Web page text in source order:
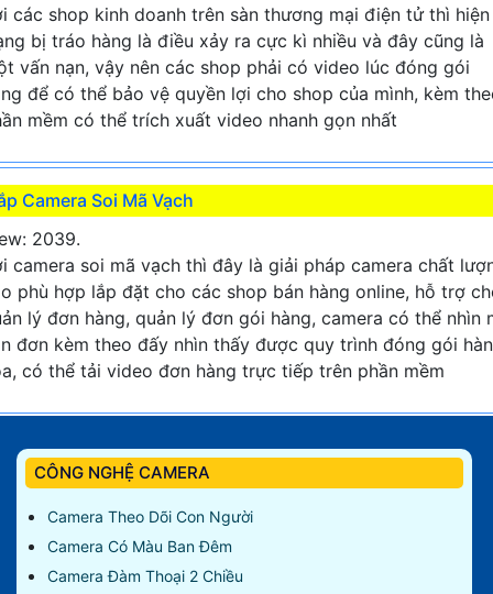
các shop kinh doanh trên sàn thương mại điện tử thì hiện
bị tráo hàng là điều xảy ra cực kì nhiều và đây cũng là
vấn nạn, vậy nên các shop phải có video lúc đóng gói
để có thể bảo vệ quyền lợi cho shop của mình, kèm
mềm có thể trích xuất video nhanh gọn nhất
Camera Soi Mã Vạch
2039.
camera soi mã vạch thì đây là giải pháp camera chất
phù hợp lắp đặt cho các shop bán hàng online, hỗ trợ
lý đơn hàng, quản lý đơn gói hàng, camera có thể nhìn
đơn kèm theo đấy nhìn thấy được quy trình đóng gói
có thể tải video đơn hàng trực tiếp trên phần mềm
CÔNG NGHỆ CAMERA
Camera Theo Dõi Con Người
Camera Có Màu Ban Đêm
Camera Đàm Thoại 2 Chiều